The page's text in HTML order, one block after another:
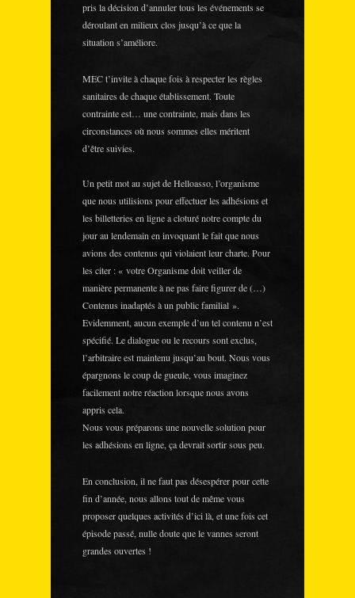
pris la décision d’annuler tous les événements se
déroulant en milieux clos jusqu’à ce que la
situation s’améliore.
MEC t’invite à chaque fois à respecter les règles
sanitaires de chaque établissement. Toute
contrainte est… une contrainte, mais dans les
circonstances où nous sommes elles méritent
d’être suivies.
Un petit mot au sujet de Helloasso, l’organisme
que nous utilisions pour effectuer les adhésions et
les billetteries en ligne a cloturé notre compte du
jour au lendemain en invoquant le fait que nous
avions des contenus qui violaient leur charte. Pour
les citer : « votre Organisme doit veiller de
manière permanente à ne pas faire figurer de (…)
Contenus inadaptés à un public familial ».
Evidemment, aucun exemple d’un tel contenu n’est
spécifié. Le dialogue ou le recours sont exclus,
l’arbitraire est maintenu jusqu’au bout. Nous vous
épargnons le coup de gueule, vous imaginez
facilement notre réaction lorsque nous avons
appris cela.
Nous vous préparons une nouvelle solution pour
les adhésions en ligne, ça devrait sortir sous peu.
En conclusion, il ne faut pas désespérer pour cette
fin d’année, nous allons tout de même vous
proposer quelques activités d’ici là, et une fois cet
épisode passé, nulle doute que le vannes seront
grandes ouvertes !